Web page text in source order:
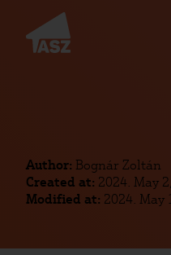
Author: Bognár Zoltán
Created at: 2024. May
Modified at: 2024. May